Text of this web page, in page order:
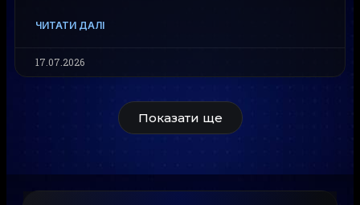
ЧИТАТИ ДАЛІ
17.07.2026
Показати ще